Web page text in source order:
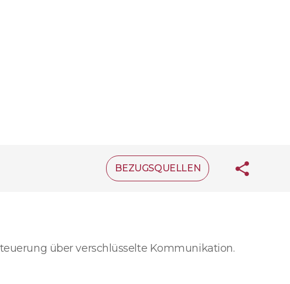
BEZUGSQUELLEN
über verschlüsselte Kommunikation.